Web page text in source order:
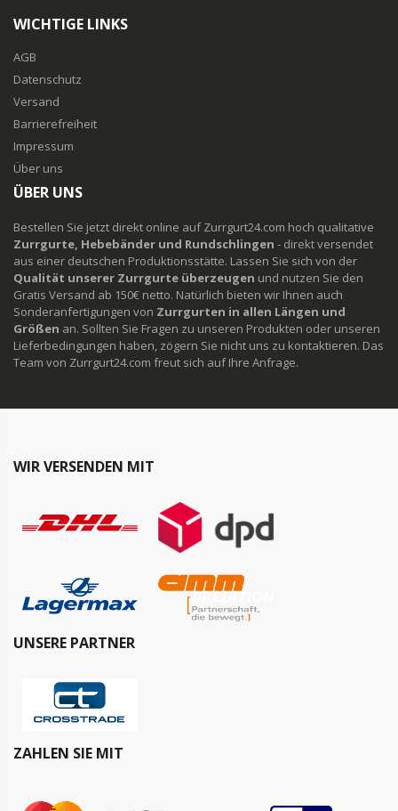
WICHTIGE LINKS
AGB
Datenschutz
Versand
Barrierefreiheit
Impressum
Über uns
ÜBER UNS
Bestellen Sie jetzt direkt online auf Zurrgurt24.com hoch qualitative
Zurrgurte, Hebebänder und Rundschlingen - direkt versendet
aus einer deutschen Produktionsstätte. Lassen Sie sich von der
Qualität unserer Zurrgurte überzeugen und nutzen Sie den
Gratis Versand ab 150€ netto. Natürlich bieten wir Ihnen auch
Sonderanfertigungen von Zurrgurten in allen Längen und
Größen an. Sollten Sie Fragen zu unseren Produkten oder unseren
Lieferbedingungen haben, zögern Sie nicht uns zu kontaktieren. Das
Team von Zurrgurt24.com freut sich auf Ihre Anfrage.
WIR VERSENDEN MIT
UNSERE PARTNER
ZAHLEN SIE MIT